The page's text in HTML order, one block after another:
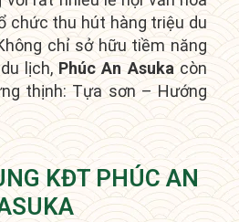
chức thu hút hàng triệu du
chỉ sở hữu tiềm năng
lịch,Phúc An Asukacòn
thịnh: Tựa sơn – Hướng
KĐT PHÚC AN